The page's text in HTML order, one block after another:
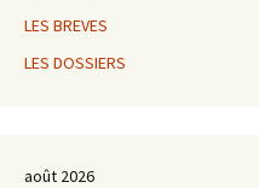
LES BREVES
LES DOSSIERS
août 2026